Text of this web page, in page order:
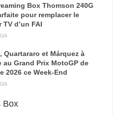
Box Thomson 240G
pour remplacer le
TV d’un FAI
Quartararo et Márquez à
au Grand Prix MotoGP de
2026 ce Week-End
Box